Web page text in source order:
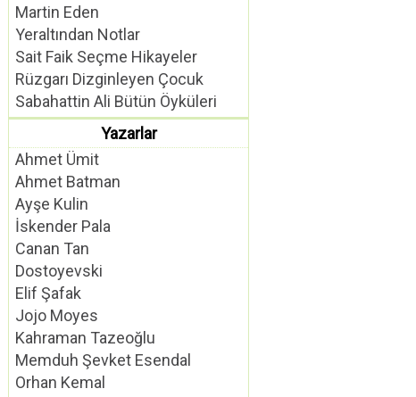
Martin Eden
Yeraltından Notlar
Sait Faik Seçme Hikayeler
Rüzgarı Dizginleyen Çocuk
Sabahattin Ali Bütün Öyküleri
Yazarlar
Ahmet Ümit
Ahmet Batman
Ayşe Kulin
İskender Pala
Canan Tan
Dostoyevski
Elif Şafak
Jojo Moyes
Kahraman Tazeoğlu
Memduh Şevket Esendal
Orhan Kemal